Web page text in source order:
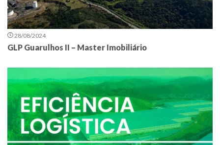
28/08/2024
GLP Guarulhos II – Master Imobiliário